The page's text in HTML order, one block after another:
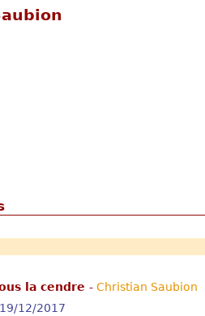
la cendre - Christian Saubion
12/2017